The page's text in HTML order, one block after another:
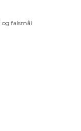
og falsmål